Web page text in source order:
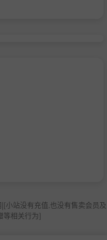
小站没有充值.也没有售卖会员及
等相关行为]